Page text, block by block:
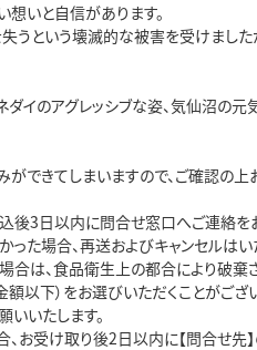
いと自信があります。
という壊滅的な被害を受けました
イのアグレッシブな姿、気仙沼の元
できてしまいますので、ご確認の上
3日以内に問合せ窓口へご連絡を
た場合、再送およびキャンセルはい
は、食品衛生上の都合により破棄
以下）をお選びいただくことがござい
いたします。
受け取り後2日以内に【問合せ先